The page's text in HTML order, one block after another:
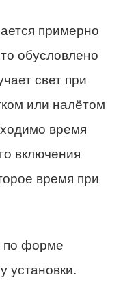
примерно
обусловлено
свет при
или налётом
время
включения
время при
по форме
установки.